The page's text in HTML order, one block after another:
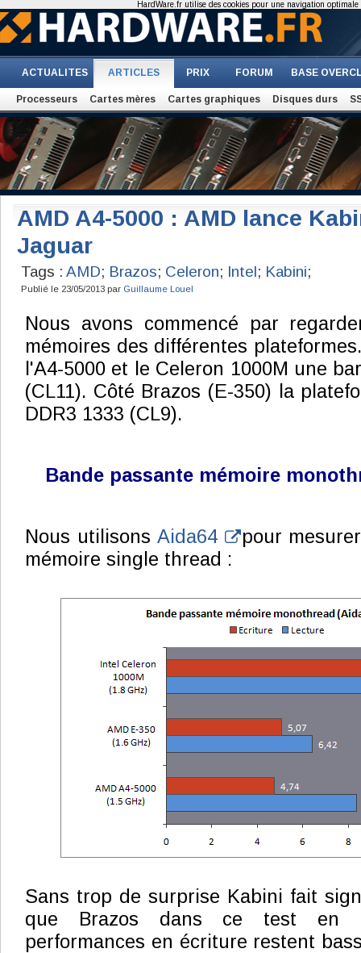
ACTUALITES ARTICLES PRIX FORUM BASE
Processeurs Cartes mères Cartes graphiques Disques durs
AMD A4-5000 : AMD lance
Jaguar
Tags : AMD; Brazos; Celeron; Intel; Kabini;
Publié le 23/05/2013 par Guillaume Louel
Nous avons commencé par
mémoires des différentes
l'A4-5000 et le Celeron 1000M une
(CL11). Côté Brazos (E-350) la
DDR3 1333 (CL9).
Bande passante mémoire
Nous utilisons Aida64
pour
mémoire single thread :
Sans trop de surprise Kabini fait
que Brazos dans ce test en
performances en écriture restent
HardWare.fr utilise des cookies pour une navigation